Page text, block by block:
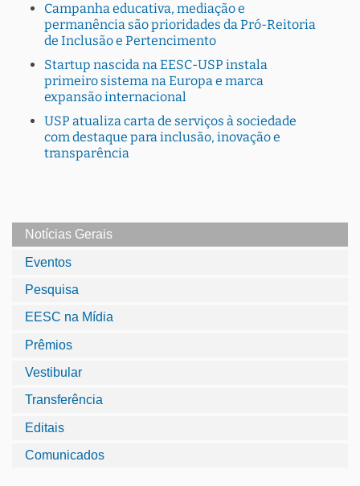
Campanha educativa, mediação e
permanência são prioridades da Pró-Reitoria
de Inclusão e Pertencimento
Startup nascida na EESC-USP instala
primeiro sistema na Europa e marca
expansão internacional
USP atualiza carta de serviços à sociedade
com destaque para inclusão, inovação e
transparência
Notícias Gerais
Eventos
Pesquisa
EESC na Mídia
Prêmios
Vestibular
Transferência
Editais
Comunicados